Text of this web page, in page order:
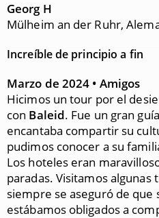
Georg H
Mülheim an der Ruhr,
Increíble de principio a fin
Marzo de 2024 • Amigos
Hicimos un tour por el
con Baleid. Fue un gran
encantaba compartir su
pudimos conocer a su
Los hoteles eran
paradas. Visitamos algunas
siempre se aseguró de que
estábamos obligados a